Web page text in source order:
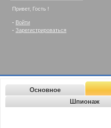
Привет, Гость !
- Войти
- Зарегистрироваться
Основное
Шпионаж